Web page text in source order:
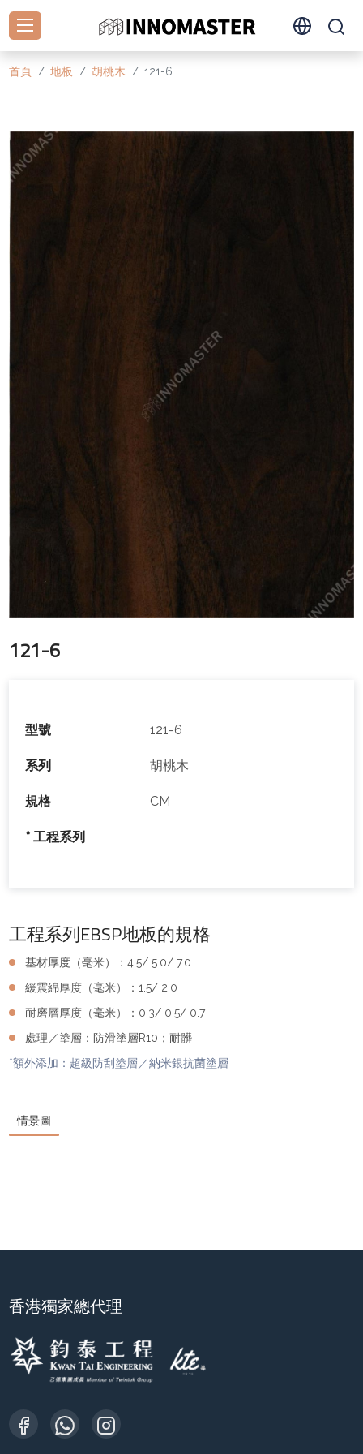
首頁 地板 胡桃木 121-6
121-6
型號 121-6
系列 胡桃木
規格 CM
* 工程系列
工程系列EBSP地板的規格
基材厚度（毫米）：4.5/ 5.0/ 7.0
緩震綿厚度（毫米）：1.5/ 2.0
耐磨層厚度（毫米）：0.3/ 0.5/ 0.7
處理／塗層：防滑塗層R10；耐髒
*額外添加：超級防刮塗層／納米銀抗菌塗層
情景圖
香港獨家總代理